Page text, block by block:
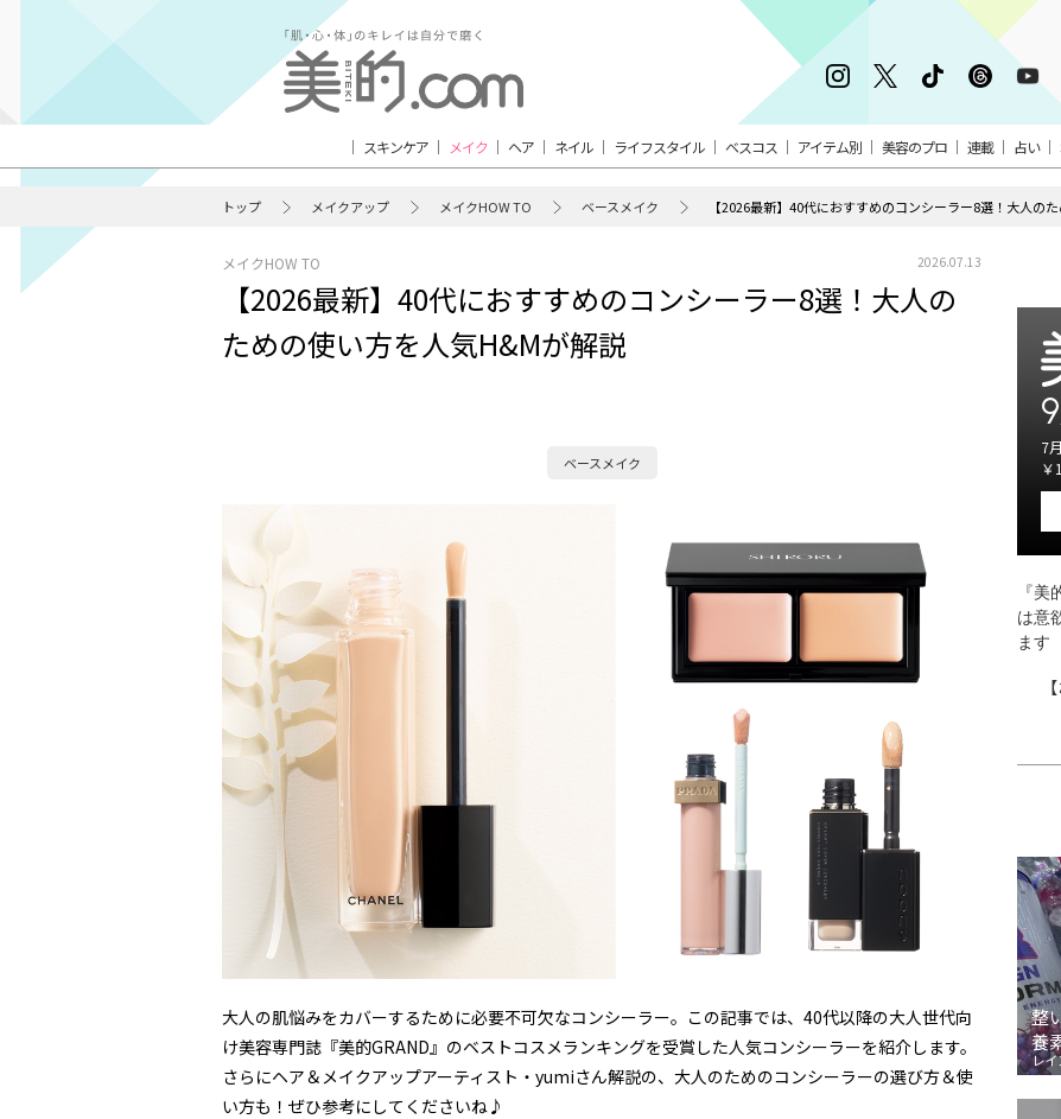
スキンケア メイク ヘア ネイル ライフスタイル ベスコス アイテム別 美容のプロ 連載 占い
トップ メイクアップ メイクHOW TO ベースメイク 【2026最新】40代におすすめのコンシーラー8選！大人の
メイクHOW TO 2026.07.13
【2026最新】40代におすすめのコンシーラー8選！大人の
ための使い方を人気H&Mが解説
ベースメイク
大人の肌悩みをカバーするために必要不可欠なコンシーラー。この記事では、40代以降の大人世代向
け美容専門誌『美的GRAND』のベストコスメランキングを受賞した人気コンシーラーを紹介します。
さらにヘア＆メイクアップアーティスト・yumiさん解説の、大人のためのコンシーラーの選び方＆使
い方も！ぜひ参考にしてくださいね♪
9
7
￥
『
は意
ます
整
養
レ